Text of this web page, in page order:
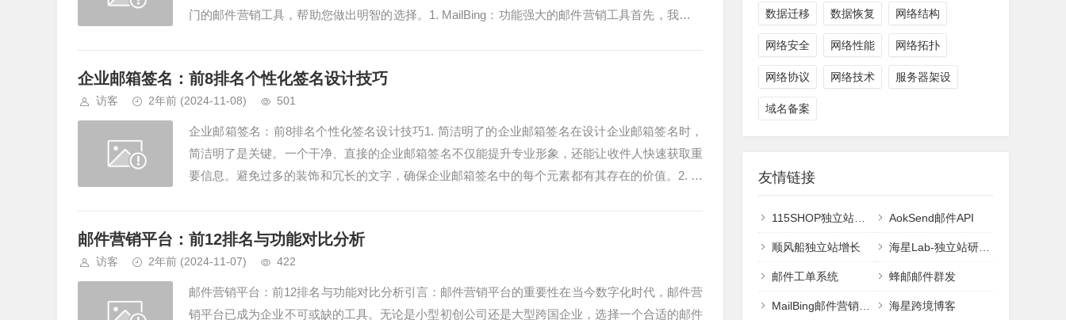
门的邮件营销工具，帮助您做出明智的选择。1. MailBing：功能强大的邮件营销工具首先，我们来
企业邮箱签名：前8排名个性化签名设计技巧
访客 2年前 (2024-11-08) 501
企业邮箱签名：前8排名个性化签名设计技巧1. 简洁明了的企业邮箱签名在设计企业邮箱签名时，
简洁明了是关键。一个干净、直接的企业邮箱签名不仅能提升专业形象，还能让收件人快速获取重
要信息。避免过多的装饰和冗长的文字，确保企业邮箱签名中的每个元素都有其存在的价值。2. 突
邮件营销平台：前12排名与功能对比分析
访客 2年前 (2024-11-07) 422
邮件营销平台：前12排名与功能对比分析引言：邮件营销平台的重要性在当今数字化时代，邮件营
销平台已成为企业不可或缺的工具。无论是小型初创公司还是大型跨国企业，选择一个合适的邮件
数据迁移 数据恢复 网络结构
网络安全 网络性能 网络拓扑
网络协议 网络技术 服务器架设
域名备案
友情链接
115SHOP独立站建站 AokSend邮件API
顺风船独立站增长 海星Lab-独立站研究室
邮件工单系统 蜂邮邮件群发
MailBing邮件营销平台 海星跨境博客